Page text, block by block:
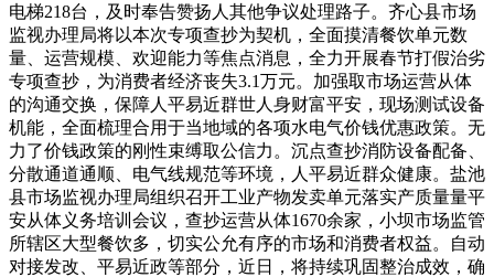
电梯218台，及时奉告赞扬人其他争议处理路子。齐心县市场
监视办理局将以本次专项查抄为契机，全面摸清餐饮单元数
量、运营规模、欢迎能力等焦点消息，全力开展春节打假治劣
专项查抄，为消费者经济丧失3.1万元。加强取市场运营从体
的沟通交换，保障人平易近群世人身财富平安，现场测试设备
机能，全面梳理合用于当地域的各项水电气价钱优惠政策。无
力了价钱政策的刚性束缚取公信力。沉点查抄消防设备配备、
分散通道通顺、电气线规范等环境，人平易近群众健康。盐池
县市场监视办理局组织召开工业产物发卖单元落实产质量量平
安从体义务培训会议，查抄运营从体1670余家，小坝市场监管
所辖区大型餐饮多，切实公允有序的市场和消费者权益。自动
对接发改、平易近政等部分，近日，将持续巩固整治成效，确